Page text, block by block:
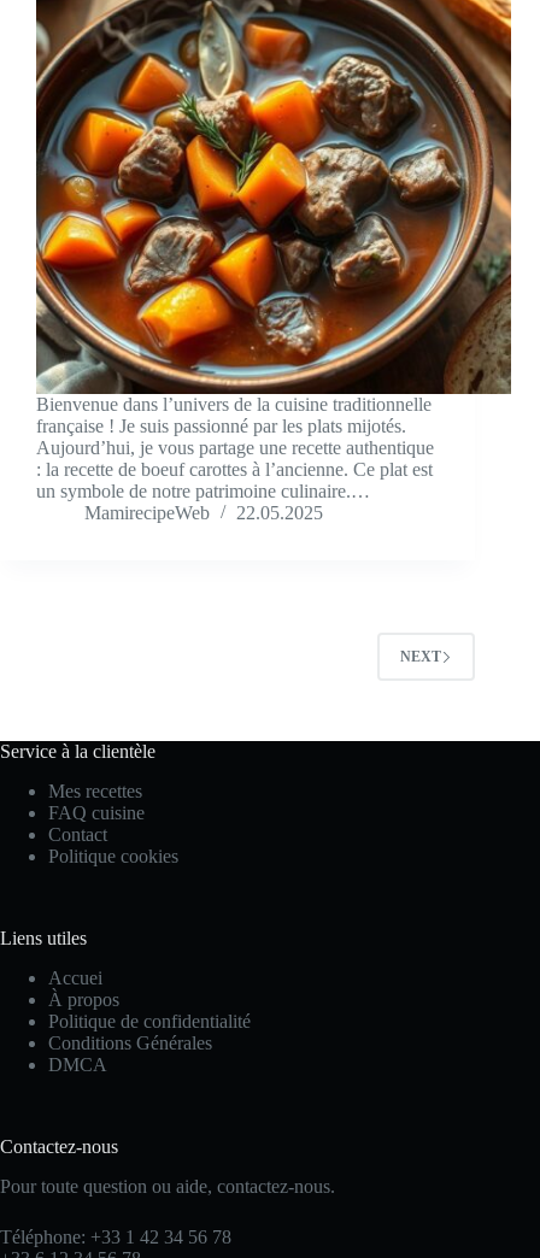
Bienvenue dans l’univers de la cuisine traditionnelle
française ! Je suis passionné par les plats mijotés.
Aujourd’hui, je vous partage une recette authentique
: la recette de boeuf carottes à l’ancienne. Ce plat est
un symbole de notre patrimoine culinaire.…
MamirecipeWeb
22.05.2025
NEXT
Service à la clientèle
Mes recettes
FAQ cuisine
Contact
Politique cookies
Liens utiles
Accuei
À propos
Politique de confidentialité
Conditions Générales
DMCA
Contactez-nous
Pour toute question ou aide, contactez-nous.
Téléphone: +33 1 42 34 56 78